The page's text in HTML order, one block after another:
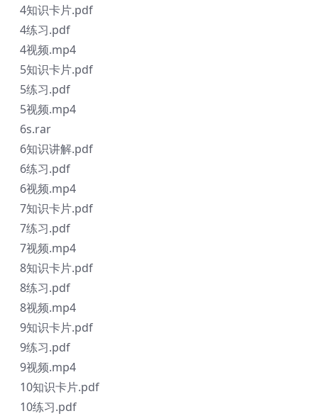
4知识卡片.pdf
4练习.pdf
4视频.mp4
5知识卡片.pdf
5练习.pdf
5视频.mp4
6s.rar
6知识讲解.pdf
6练习.pdf
6视频.mp4
7知识卡片.pdf
7练习.pdf
7视频.mp4
8知识卡片.pdf
8练习.pdf
8视频.mp4
9知识卡片.pdf
9练习.pdf
9视频.mp4
10知识卡片.pdf
10练习.pdf